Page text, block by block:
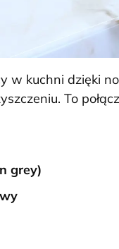
w kuchni dzięki
To
grey)